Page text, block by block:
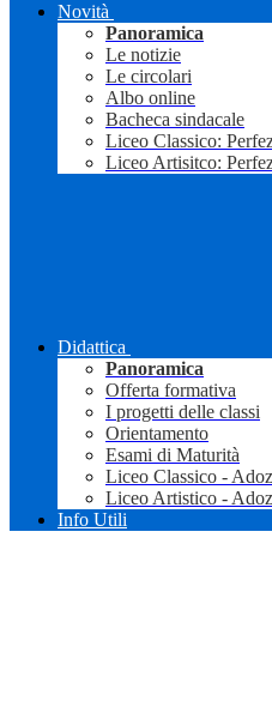
Novità
Panoramica
Le notizie
Le circolari
Albo online
Bacheca sindacale
Liceo Classico:
Liceo Artisitco:
Didattica
Panoramica
Offerta formativa
I progetti delle classi
Orientamento
Esami di Maturità
Liceo Classico -
Liceo Artistico -
Info Utili